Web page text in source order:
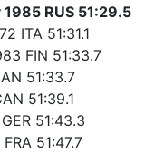
RUS 51:29.5
ITA 51:31.1
FIN 51:33.7
51:33.7
51:39.1
51:43.3
51:47.7